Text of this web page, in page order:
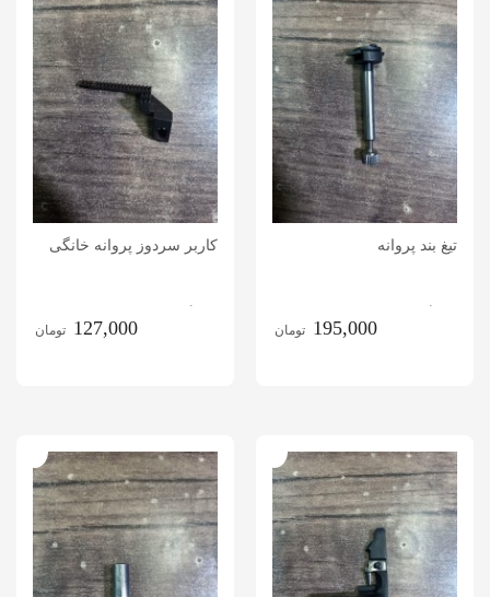
تیغ بند پروانه
.
195,000 تومان
کاربر سردوز پروانه خانگی
.
127,000 تومان